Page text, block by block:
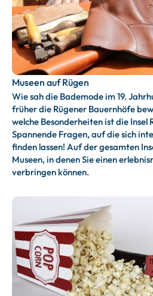
Museen auf Rügen
Wie sah die Bademode im 19.
früher die Rügener Bauernhöfe
welche Besonderheiten ist die Insel
Spannende Fragen, auf die sich
finden lassen! Auf der gesamten
Museen, in denen Sie einen
verbringen können.